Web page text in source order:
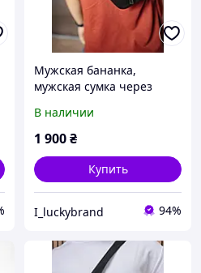
Мужская бананка,
мужская сумка через
кожи, вместительная
черная сумка на пояс
В наличии
1 900₴
Купить
I_luckybrand 94%